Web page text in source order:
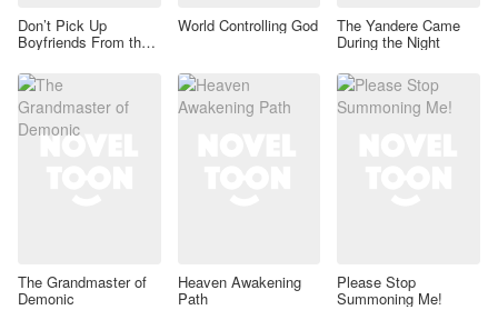
Don’t Pick Up
Boyfriends From the
World Controlling God The Yandere Came
During the Night
The Grandmaster of
Demonic
Heaven Awakening
Path
Please Stop
Summoning Me!